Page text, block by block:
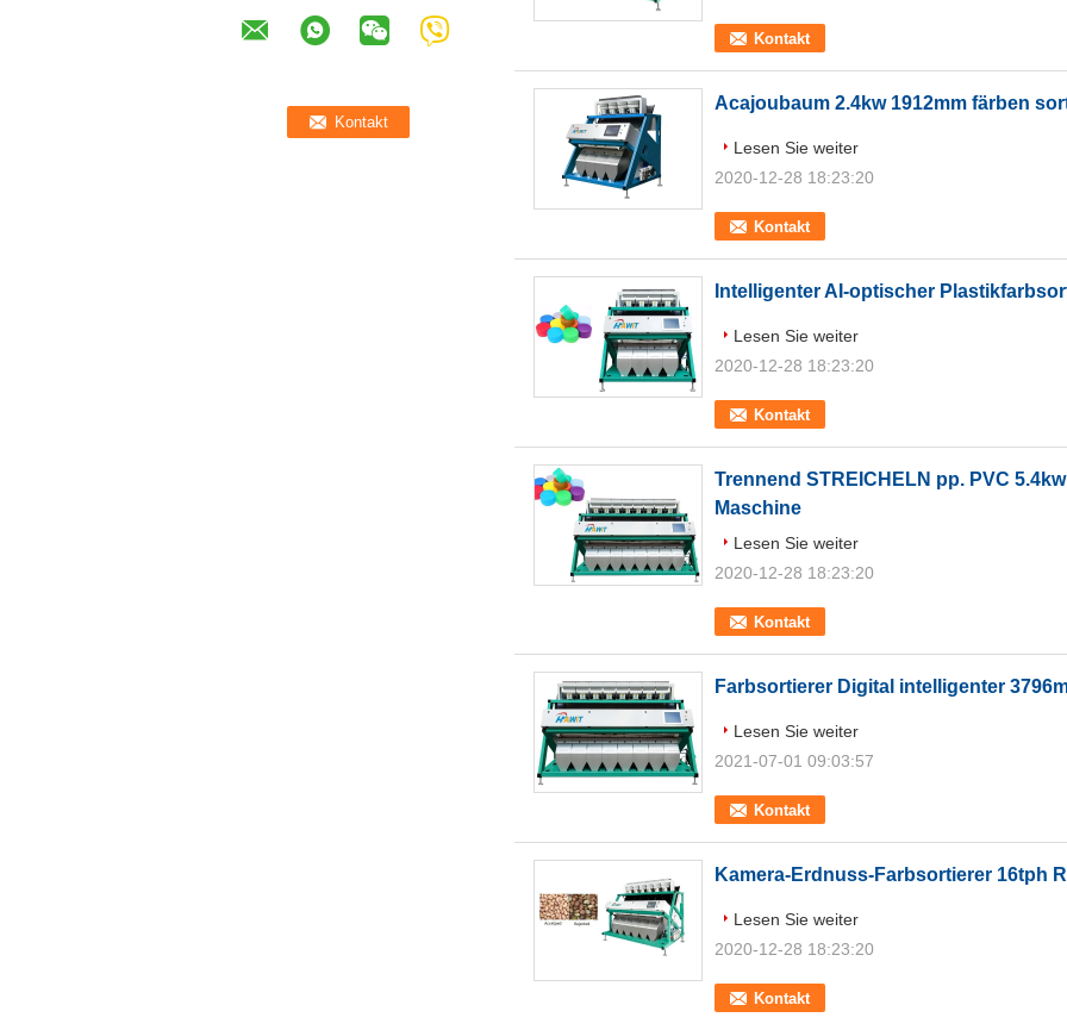
Kontakt
Acajoubaum 2.4kw 1912mm färben
Kontakt
Lesen Sie weiter
2020-12-28 18:23:20
Intelligenter AI-optischer
Kontakt
Lesen Sie weiter
2020-12-28 18:23:20
Trennend STREICHELN pp. PVC
Maschine
Kontakt
Lesen Sie weiter
2020-12-28 18:23:20
Farbsortierer Digital intelligenter
Kontakt
Lesen Sie weiter
2021-07-01 09:03:57
Kamera-Erdnuss-Farbsortierer 16tph
Kontakt
Lesen Sie weiter
2020-12-28 18:23:20